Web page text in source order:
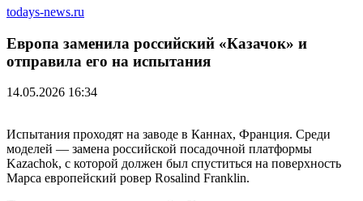
todays-news.ru
Европа заменила российский «Казачок» и
отправила его на испытания
14.05.2026 16:34
Испытания проходят на заводе в Каннах, Франция. Среди
моделей — замена российской посадочной платформы
Kazachok, с которой должен был спуститься на поверхность
Марса европейский ровер Rosalind Franklin.